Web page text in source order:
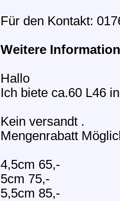
Für den Kontakt:
Weitere
Hallo
Ich biete ca.60 L46
Kein versandt .
Mengenrabatt
4,5cm 65,-
5cm 75,-
5,5cm 85,-